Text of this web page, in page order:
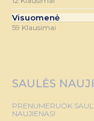
Visuomenė
59 Klausimai
SAULĖS
PRENUMERUOK
NAUJIENAS!